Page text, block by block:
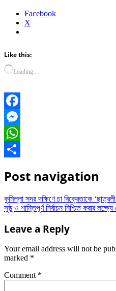
Facebook
X
Like this:
Loading…
Facebook
Messenger
WhatsApp
Post navigation
কুমিল্লা সদর দক্ষিণে চা বিক্রেতাকে
সুষ্ঠু ও শান্তিপূর্ণ নির্বাচন নিশ্চিত করার
Leave a Reply
Your email address will not be
marked *
Comment *